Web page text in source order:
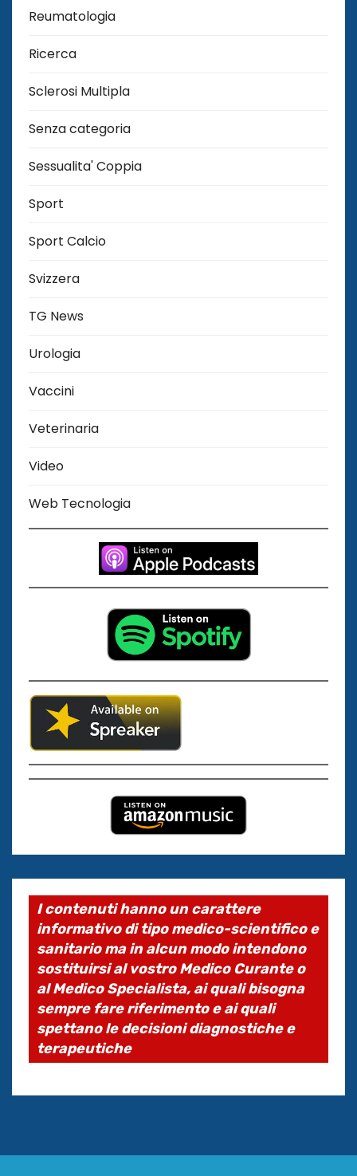
Reumatologia
Ricerca
Sclerosi Multipla
Senza categoria
Sessualita' Coppia
Sport
Sport Calcio
Svizzera
TG News
Urologia
Vaccini
Veterinaria
Video
Web Tecnologia
I contenuti hanno un carattere
informativo di tipo medico-scientifico e
sanitario ma in alcun modo intendono
sostituirsi al vostro Medico Curante o
al Medico Specialista, ai quali bisogna
sempre fare riferimento e ai quali
spettano le decisioni diagnostiche e
terapeutiche